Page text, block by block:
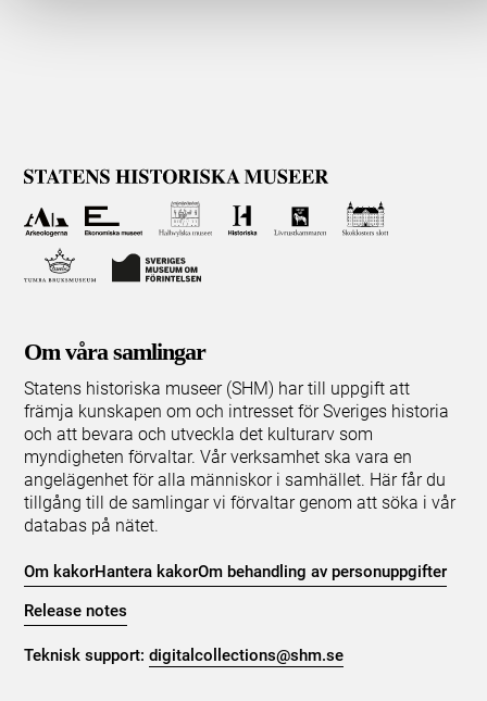
Om våra samlingar
Statens historiska museer (SHM) har till uppgift att
främja kunskapen om och intresset för Sveriges historia
och att bevara och utveckla det kulturarv som
myndigheten förvaltar. Vår verksamhet ska vara en
angelägenhet för alla människor i samhället. Här får du
tillgång till de samlingar vi förvaltar genom att söka i vår
databas på nätet.
Om kakorHantera kakorOm behandling av personuppgifter
Release notes
Teknisk support:digitalcollections@shm.se